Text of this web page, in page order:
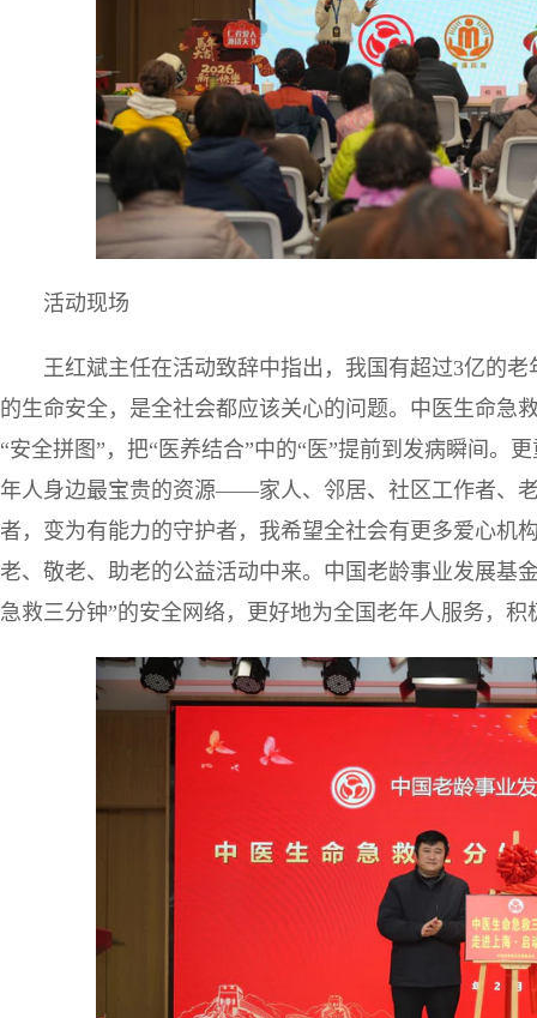
活动现场
王红斌主任在活动致辞中指出，我国有超过3亿的
的生命安全，是全社会都应该关心的问题。中医生命急
“安全拼图”，把“医养结合”中的“医”提前到发病瞬间。
年人身边最宝贵的资源——家人、邻居、社区工作者、
者，变为有能力的守护者，我希望全社会有更多爱心机
老、敬老、助老的公益活动中来。中国老龄事业发展基
急救三分钟”的安全网络，更好地为全国老年人服务，积